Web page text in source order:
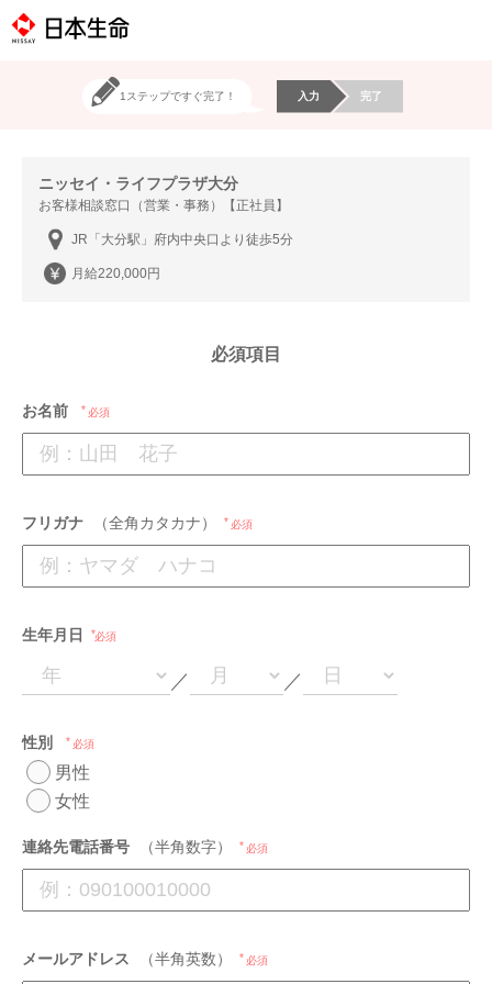
1ステップですぐ完了！ 入力 完了
ニッセイ・ライフプラザ大分
お客様相談窓口（営業・事務）【正社員】
JR「大分駅」府内中央口より徒歩5分
月給220,000円
必須項目
お名前 必須
フリガナ （全角カタカナ） 必須
生年月日 必須
／ ／
性別 必須
男性
女性
連絡先電話番号 （半角数字） 必須
メールアドレス （半角英数） 必須